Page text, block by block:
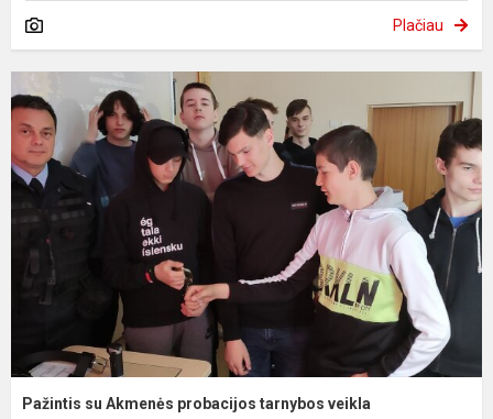
Plačiau
Pažintis su Akmenės probacijos tarnybos veikla